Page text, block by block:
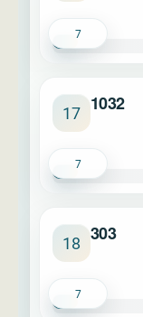
7
17 1032
7
18 303
7